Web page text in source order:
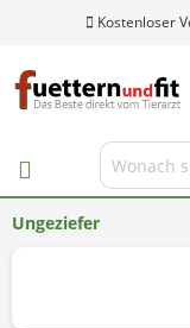
Kostenloser
Ungeziefer